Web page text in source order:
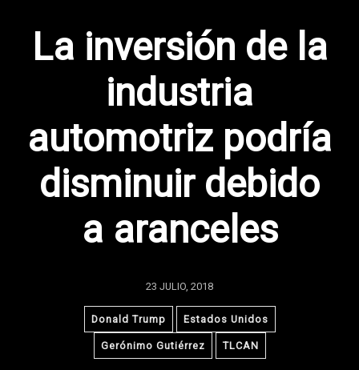
La inversión de la
industria
automotriz podría
disminuir debido
a aranceles
23 JULIO, 2018
Donald Trump Estados Unidos
Gerónimo Gutiérrez TLCAN